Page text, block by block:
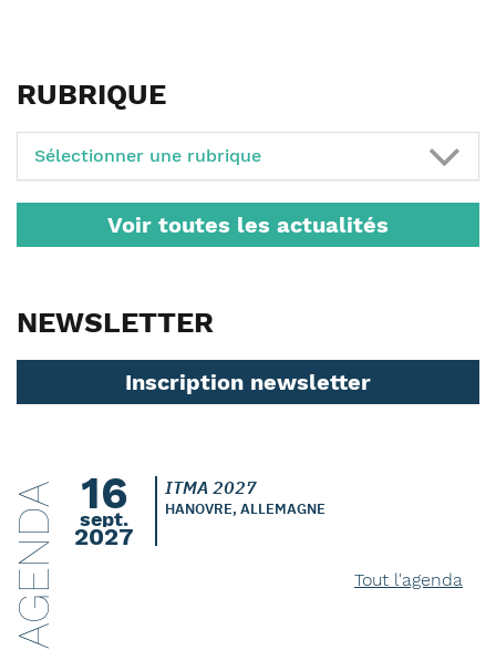
RUBRIQUE
Sélectionner une rubrique
Voir toutes les actualités
NEWSLETTER
Inscription newsletter
AGENDA 16
sept.
2027
ITMA 2027
HANOVRE, ALLEMAGNE
Tout l'agenda